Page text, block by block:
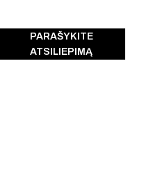
PARAŠYKITE
ATSILIEPIMĄ